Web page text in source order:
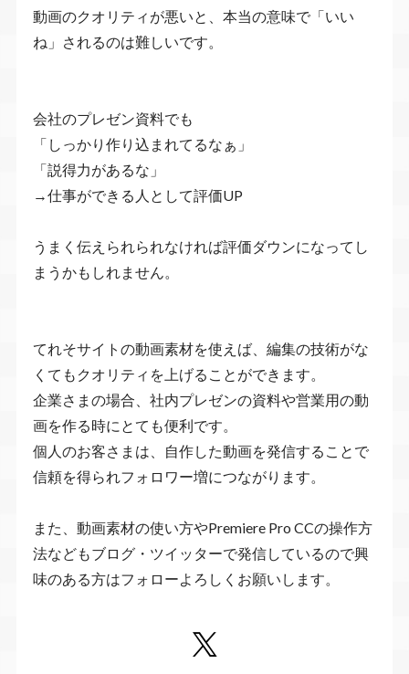
動画のクオリティが悪いと、本当の意味で「いい
ね」されるのは難しいです。
会社のプレゼン資料でも
「しっかり作り込まれてるなぁ」
「説得力があるな」
→仕事ができる人として評価UP
うまく伝えられられなければ評価ダウンになってし
まうかもしれません。
てれそサイトの動画素材を使えば、編集の技術がな
くてもクオリティを上げることができます。
企業さまの場合、社内プレゼンの資料や営業用の動
画を作る時にとても便利です。
個人のお客さまは、自作した動画を発信することで
信頼を得られフォロワー増につながります。
また、動画素材の使い方やPremiere Pro CCの操作方
法などもブログ・ツイッターで発信しているので興
味のある方はフォローよろしくお願いします。